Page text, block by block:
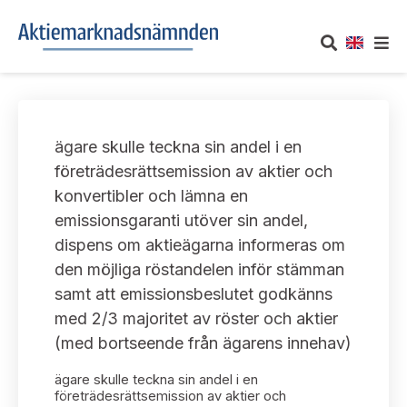
Om oss
Vårt uppdrag
Informationsgivning
Arbetssätt och jävsfrågor
Stadgar
Arbetsordning
UTTALANDEN
Om nämndens uttalanden
Framställningar och konsultation
Uttalanden sorterade efter publiceringsdatum
Samtliga uttalanden sorterade årsvis
Uttalanden sorterade ämnesvis
TAKEOVER-REGLER
Takeover-regler för reglerade marknader och vissa
handelsplattformar
AKTUELLT
Nyheter och pressmeddelanden
KONTAKT
Kontakt angående ansökningar och uttalanden
ägare skulle teckna sin andel i en
företrädesrättsemission av aktier och
konvertibler och lämna en
emissionsgaranti utöver sin andel,
dispens om aktieägarna informeras om
den möjliga röstandelen inför stämman
samt att emissionsbeslutet godkänns
med 2/3 majoritet av röster och aktier
(med bortseende från ägarens innehav)
ägare skulle teckna sin andel i en
företrädesrättsemission av aktier och